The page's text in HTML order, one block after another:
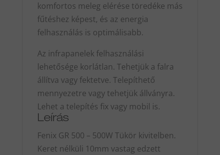
komfortos meleg elérése töredéke más
fűtéshez képest, és az energia
felhasználás is optimálisabb.
Az infrapanelek felhasználási
lehetősége korlátlan. Tehetjük a falra
állítva vagy fektetve. Telepíthető
mennyezetre vagy tehetjük állványra.
Lehet a telepítés fix vagy mobil is.
Leírás
Fenix GR 500 – 500W Tükör kivitelben.
Keret nélküli 10mm vastag edzett